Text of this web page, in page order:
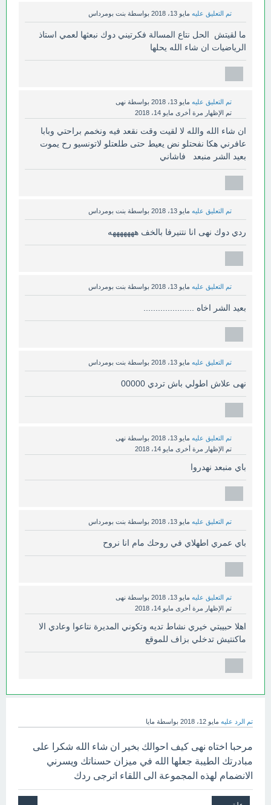
تم التعليق عليه مايو 13، 2018 بواسطة بنت بومرداس
ما لقيتش الحل نتاع المسالة فكرتيني دوك نبعثها لعمي استاذ
الرياضيات ان شاء الله يحلها
تم التعليق عليه مايو 13، 2018 بواسطة نهى
تم الإظهار مرة أخرى مايو 14، 2018
ان شاء الله والله لا لقيت وقت نقعد فيه ونخمم براحتي وبابا
عافرني هكا نفحتلو نض يعيط حتى طلعتلو لاتونسيو رح يموت
بعيد الشر منبعد فاشاني
تم التعليق عليه مايو 13، 2018 بواسطة بنت بومرداس
ردي دوك نهى انا نتنيرفا بالخف هههههههه
تم التعليق عليه مايو 13، 2018 بواسطة بنت بومرداس
بعيد الشر اخاه .....................
تم التعليق عليه مايو 13، 2018 بواسطة بنت بومرداس
نهى علاش اطولي باش تردي 00000
تم التعليق عليه مايو 13، 2018 بواسطة نهى
تم الإظهار مرة أخرى مايو 14، 2018
باي منبعد نهدروا
تم التعليق عليه مايو 13، 2018 بواسطة بنت بومرداس
باي عمري اطهلاي في روحك مام انا نروح
تم التعليق عليه مايو 13، 2018 بواسطة نهى
تم الإظهار مرة أخرى مايو 14، 2018
اهلا حبيبتي خيري نشاط تديه وتكوني المديرة نتاعوا وعادي الا
ماكنتيش تدخلي بزاف للموقع
تم الرد عليه مايو 12، 2018 بواسطة مايا
مرحبا اختاه نهى كيف احوالك بخير ان شاء الله شكرا على
مبادرتك الطيبة جعلها الله في ميزان حسناتك ويسرني
الانضمام لهذه المجموعة الى اللقاء اترجى ردك